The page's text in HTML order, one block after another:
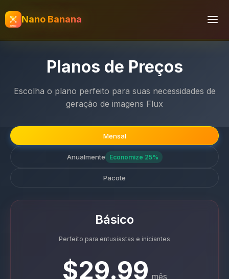
Nano Banana
Planos de Preços
Escolha o plano perfeito para suas necessidades de
geração de imagens Flux
Mensal
Anualmente Economize 25%
Pacote
Básico
Perfeito para entusiastas e iniciantes
$29.99 mês